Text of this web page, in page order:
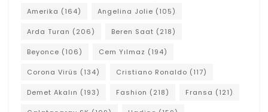
Amerika (164) Angelina Jolie (105)
Arda Turan (206) Beren Saat (218)
Beyonce (106) Cem Yılmaz (194)
Corona Virüs (134) Cristiano Ronaldo (117)
Demet Akalın (193) Fashion (218) Fransa (121)